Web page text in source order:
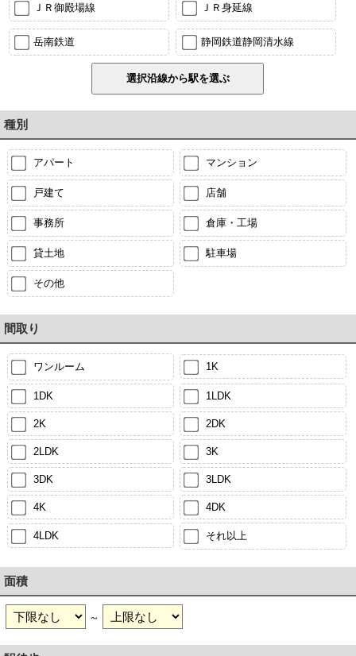
ＪＲ御殿場線 ＪＲ身延線
岳南鉄道 静岡鉄道静岡清水線
種別
アパート マンション
戸建て 店舗
事務所 倉庫・工場
貸土地 駐車場
その他
間取り
ワンルーム 1K
1DK 1LDK
2K 2DK
2LDK 3K
3DK 3LDK
4K 4DK
4LDK それ以上
面積
～